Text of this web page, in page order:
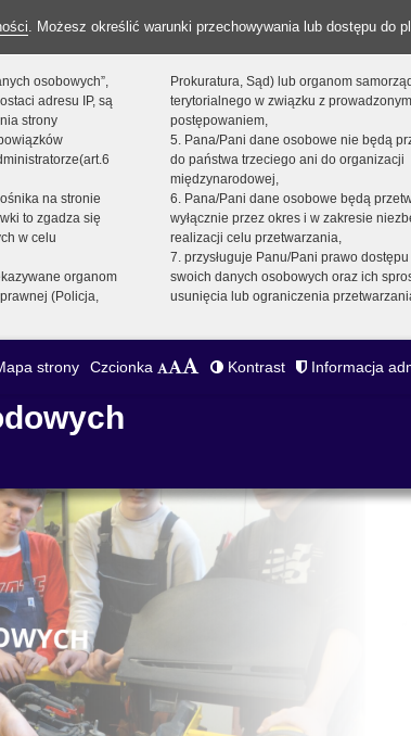
. Możesz określić warunki przechowywania lub dostępu do
osobowych”,
adresu IP, są
strony
na stronie
to zgadza się
w celu
organom
(Policja,
Prokuratura, Sąd) lub organom
terytorialnego w związku z prowadzonym
postępowaniem,
5. Pana/Pani dane osobowe nie będą
do państwa trzeciego ani do organizacji
międzynarodowej,
6. Pana/Pani dane osobowe będą
wyłącznie przez okres i w zakresie
realizacji celu przetwarzania,
7. przysługuje Panu/Pani prawo
swoich danych osobowych oraz ich
usunięcia lub ograniczenia
strony Czcionka Kontrast Informacja